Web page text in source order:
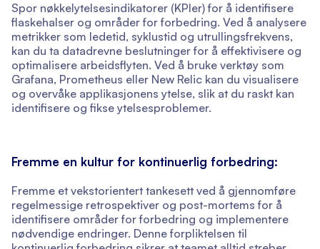
Spor nøkkelytelsesindikatorer (KPIer) for å identifisere
flaskehalser og områder for forbedring. Ved å analysere
metrikker som ledetid, syklustid og utrullingsfrekvens,
kan du ta datadrevne beslutninger for å effektivisere og
optimalisere arbeidsflyten. Ved å bruke verktøy som
Grafana, Prometheus eller New Relic kan du visualisere
og overvåke applikasjonens ytelse, slik at du raskt kan
identifisere og fikse ytelsesproblemer.
Fremme en kultur for kontinuerlig forbedring:
Fremme et vekstorientert tankesett ved å gjennomføre
regelmessige retrospektiver og post-mortems for å
identifisere områder for forbedring og implementere
nødvendige endringer. Denne forpliktelsen til